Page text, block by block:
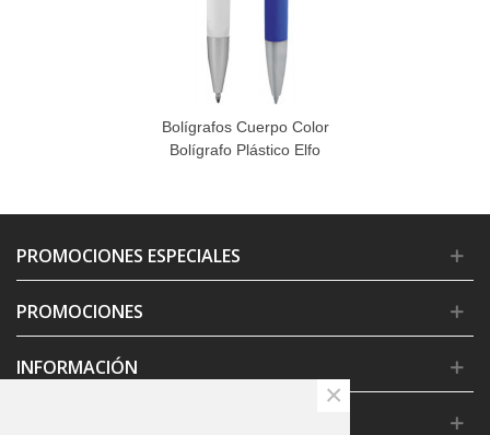
Bolígrafos Cuerpo Color
Bolígrafo Plástico Elfo
PROMOCIONES ESPECIALES
PROMOCIONES
INFORMACIÓN
×